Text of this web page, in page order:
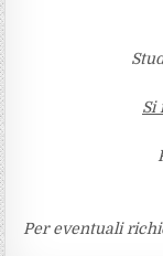
Si
Per eventuali